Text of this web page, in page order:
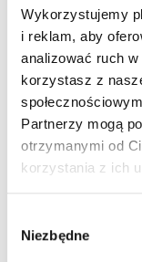
Wykorzystujemy
i reklam, aby
analizować ruch
korzystasz z
Partnerzy mogą
otrzymanymi od
korzystania z ich
Niezbędne